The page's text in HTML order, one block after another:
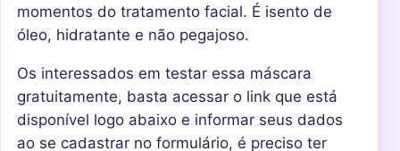
momentos do tratamento facial. É isento de
óleo, hidratante e não pegajoso.
Os interessados em testar essa máscara
gratuitamente, basta acessar o link que está
disponível logo abaixo e informar seus dados
ao se cadastrar no formulário, é preciso ter